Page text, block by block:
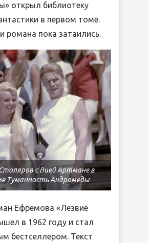
открыл библиотеку
в первом томе.
романа пока затаились.
с Вией Артмане в
Туманность Андромеды
Ефремова «Лезвие
в 1962 году и стал
бестселлером. Текст